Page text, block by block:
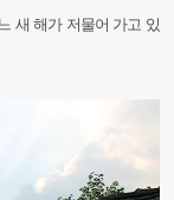
새 해가 저물어 가고 있